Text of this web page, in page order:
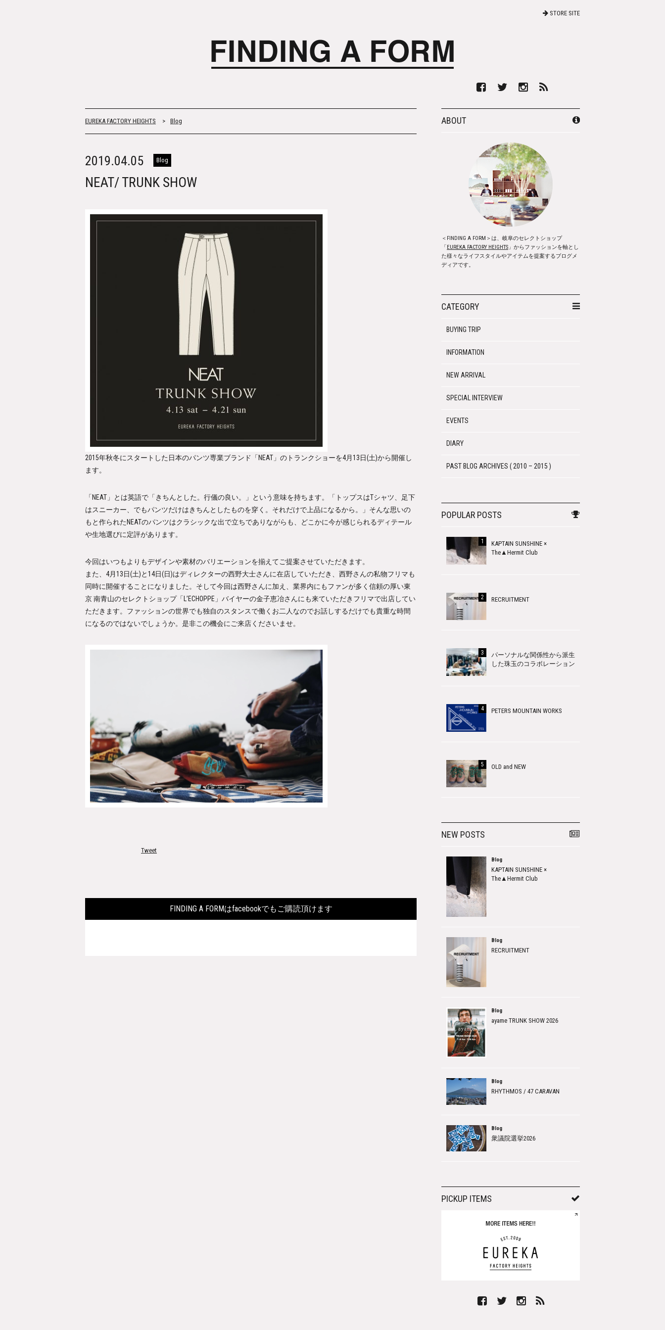
STORE SITE
EUREKA FACTORY HEIGHTS > Blog
2019.04.05 Blog
NEAT/ TRUNK SHOW
2015年秋冬にスタートした日本のパンツ専業ブランド「NEAT」のトランクショーを4月13日(土)から開催し
ます。
「NEAT」とは英語で「きちんとした。行儀の良い。」という意味を持ちます。「トップスはTシャツ、足下
はスニーカー、でもパンツだけはきちんとしたものを穿く。それだけで上品になるから。」そんな思いの
もと作られたNEATのパンツはクラシックな出で立ちでありながらも、どこかに今が感じられるディテール
や生地選びに定評があります。
今回はいつもよりもデザインや素材のバリエーションを揃えてご提案させていただきます。
また、4月13日(土)と14日(日)はディレクターの西野大士さんに在店していただき、西野さんの私物フリマも
同時に開催することになりました。そして今回は西野さんに加え、業界内にもファンが多く信頼の厚い東
京 南青山のセレクトショップ「L’ECHOPPE」バイヤーの金子恵冶さんにも来ていただきフリマで出店してい
ただきます。ファッションの世界でも独自のスタンスで働くお二人なのでお話しするだけでも貴重な時間
になるのではないでしょうか。是非この機会にご来店くださいませ。
Tweet
FINDING A FORMはfacebookでもご購読頂けます
ABOUT
＜FINDING A FORM＞は、岐阜のセレクトショップ
「EUREKA FACTORY HEIGHTS 」からファッションを軸とし
た様々なライフスタイルやアイテムを提案するブログメ
ディアです。
CATEGORY
BUYING TRIP
INFORMATION
NEW ARRIVAL
SPECIAL INTERVIEW
EVENTS
DIARY
PAST BLOG ARCHIVES ( 2010 – 2015 )
POPULAR POSTS
KAPTAIN SUNSHINE ×
The▲Hermit Club
RECRUITMENT
パーソナルな関係性から派生
した珠玉のコラボレーション
PETERS MOUNTAIN WORKS
OLD and NEW
NEW POSTS
Blog
KAPTAIN SUNSHINE ×
The▲Hermit Club
Blog
RECRUITMENT
Blog
ayame TRUNK SHOW 2026
Blog
RHYTHMOS / 47 CARAVAN
Blog
衆議院選挙2026
PICKUP ITEMS